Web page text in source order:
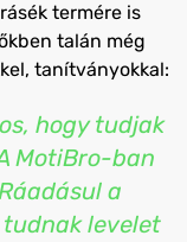
termére is
talán még
tanítványokkal:
hogy tudjak
MotiBro-ban
a
levelet